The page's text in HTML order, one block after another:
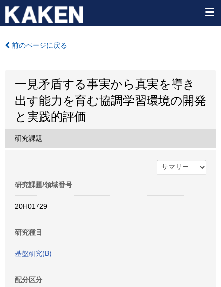
前のページに戻る
一見矛盾する事実から真実を導き
出す能力を育む協調学習環境の開発
と実践的評価
研究課題
研究課題/領域番号
20H01729
研究種目
基盤研究(B)
配分区分